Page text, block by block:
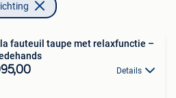
fauteuil taupe met relaxfunctie –
Details